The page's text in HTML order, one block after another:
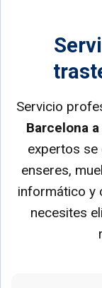
Servicio
Barcelona
expertos
enseres,
informático y
necesites